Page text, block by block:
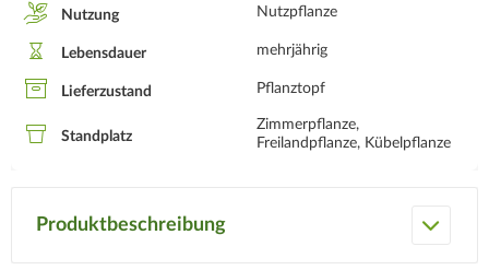
Nutzung Nutzpflanze
Lebensdauer mehrjährig
Lieferzustand Pflanztopf
Standplatz
Zimmerpflanze,
Freilandpflanze, Kübelpflanze
Produktbeschreibung